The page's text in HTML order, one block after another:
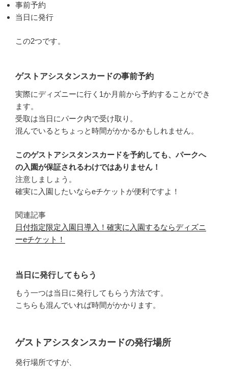
事前予約
当日に発行
この2つです。
ゲストアシスタンスカードの事前予約
実際にディズニーに行く1か月前から予約することができ
ます。
受取は当日にパーク内で受け取り。
混んでいるとちょっと時間がかかるかもしれません。
このゲストアシスタンスカードを予約しても、パークへ
の入園が保証されるわけではありません！
注意しましょう。
確実に入園したいならeチケットが便利ですよ！
関連記事
日付指定限定入園日導入！確実に入園するならディズニ
ーeチケット！
当日に発行してもらう
もう一つは当日に発行してもらう方法です。
こちらも混んでいれば時間がかかります。
ゲストアシスタンスカードの発行場所
発行場所ですが、